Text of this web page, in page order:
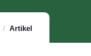
Artikel